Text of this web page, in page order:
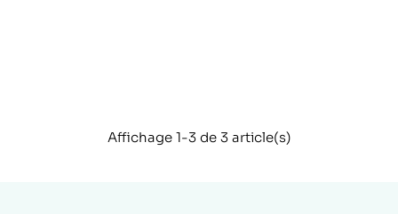
Affichage 1-3 de 3 article(s)